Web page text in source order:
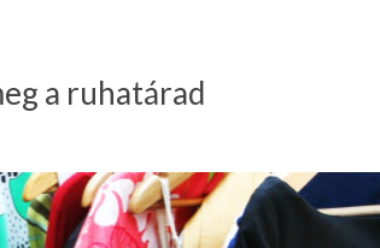
a ruhatárad